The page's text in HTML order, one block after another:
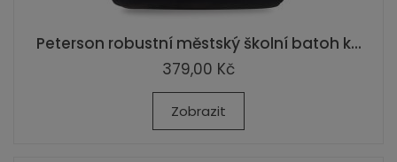
Peterson robustní městský školní batoh k...
379,00 Kč
Zobrazit